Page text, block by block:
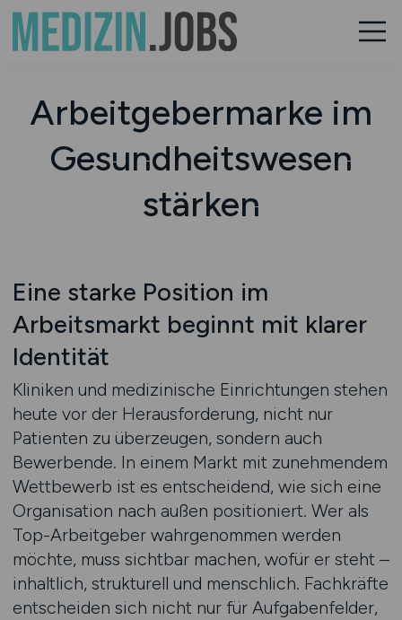
Arbeitgebermarke im
Gesundheitswesen
stärken
Eine starke Position im
Arbeitsmarkt beginnt mit klarer
Identität
Kliniken und medizinische Einrichtungen stehen
heute vor der Herausforderung, nicht nur
Patienten zu überzeugen, sondern auch
Bewerbende. In einem Markt mit zunehmendem
Wettbewerb ist es entscheidend, wie sich eine
Organisation nach außen positioniert. Wer als
Top-Arbeitgeber wahrgenommen werden
möchte, muss sichtbar machen, wofür er steht –
inhaltlich, strukturell und menschlich. Fachkräfte
entscheiden sich nicht nur für Aufgabenfelder,